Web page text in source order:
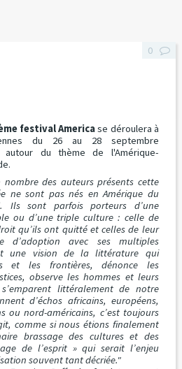
festival Americase déroulera à
du 26 au 28 septembre
autour du thème de l'Amérique-
nombre des auteurs présents cette
ne sont pas nés en Amérique du
Ils sont parfois porteurs d’une
ou d’une triple culture : celle de
qu’ils ont quitté et celles de leur
d’adoption avec ses multiples
une vision de la littérature qui
et les frontières, dénonce les
observe les hommes et leurs
littéralement de notre
d’échos africains, européens,
ou nord-américains, c’est toujours
comme si nous étions finalement
brassage des cultures et des
de l’esprit » qui serait l’enjeu
souvent tant décriée."
0